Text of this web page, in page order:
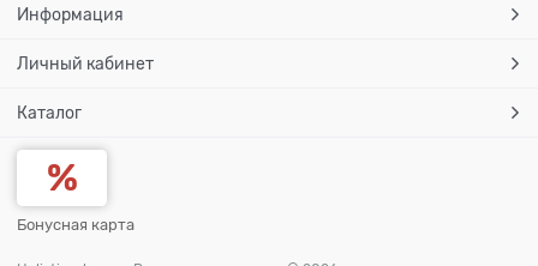
Информация
Личный кабинет
Каталог
Бонусная карта